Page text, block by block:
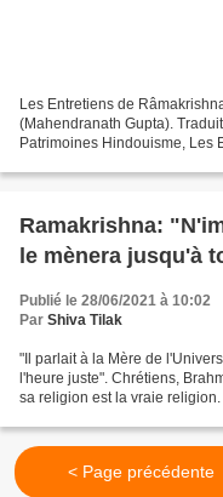
Les Entretiens de
(Mahendranath Gupta).
Patrimoines Hindouisme, Les
Ramakrishna:
le mènera jusqu'à
Publié le 28/06/2021 à 10:02
Par Shiva Tilak
"Il parlait à la Mère de
l'heure juste". Chrétiens,
sa religion est la vraie religion.
< Page précédente